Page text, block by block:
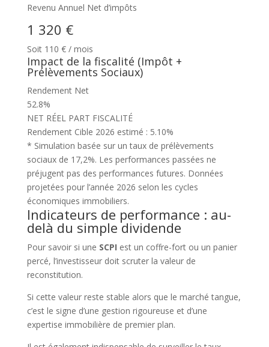
Revenu Annuel Net d’impôts
1 320 €
Soit 110 € / mois
Impact de la fiscalité (Impôt +
Prélèvements Sociaux)
Rendement Net
52.8%
NET RÉEL PART FISCALITÉ
Rendement Cible 2026 estimé : 5.10%
* Simulation basée sur un taux de prélèvements
sociaux de 17,2%. Les performances passées ne
préjugent pas des performances futures. Données
projetées pour l’année 2026 selon les cycles
économiques immobiliers.
Indicateurs de performance : au-
delà du simple dividende
Pour savoir si une SCPI est un coffre-fort ou un panier
percé, l’investisseur doit scruter la valeur de
reconstitution.
Si cette valeur reste stable alors que le marché tangue,
c’est le signe d’une gestion rigoureuse et d’une
expertise immobilière de premier plan.